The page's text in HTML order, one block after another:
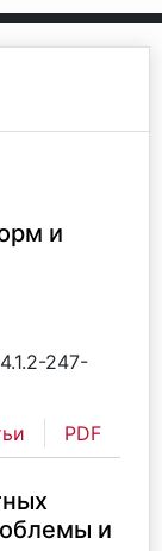
и
247-
PDF
и